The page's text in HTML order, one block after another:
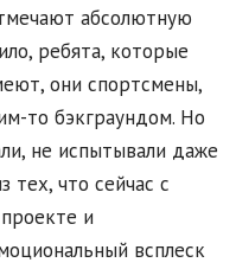
абсолютную
ребята, которые
они спортсмены,
то бэкграундом. Но
не испытывали даже
тех, что сейчас с
и
всплеск